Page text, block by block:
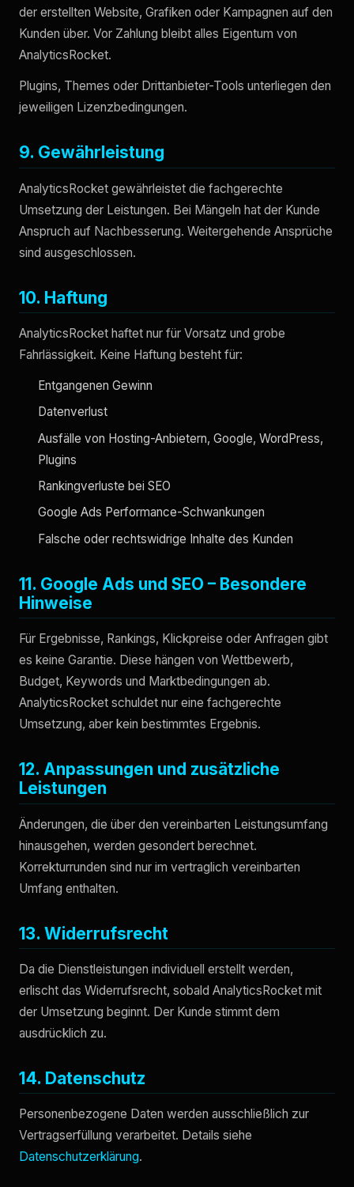
der erstellten Website, Grafiken oder Kampagnen auf den
Kunden über. Vor Zahlung bleibt alles Eigentum von
AnalyticsRocket.
Plugins, Themes oder Drittanbieter-Tools unterliegen den
jeweiligen Lizenzbedingungen.
9. Gewährleistung
AnalyticsRocket gewährleistet die fachgerechte
Umsetzung der Leistungen. Bei Mängeln hat der Kunde
Anspruch auf Nachbesserung. Weitergehende Ansprüche
sind ausgeschlossen.
10. Haftung
AnalyticsRocket haftet nur für Vorsatz und grobe
Fahrlässigkeit. Keine Haftung besteht für:
Entgangenen Gewinn
Datenverlust
Ausfälle von Hosting-Anbietern, Google, WordPress,
Plugins
Rankingverluste bei SEO
Google Ads Performance-Schwankungen
Falsche oder rechtswidrige Inhalte des Kunden
11. Google Ads und SEO – Besondere
Hinweise
Für Ergebnisse, Rankings, Klickpreise oder Anfragen gibt
es keine Garantie. Diese hängen von Wettbewerb,
Budget, Keywords und Marktbedingungen ab.
AnalyticsRocket schuldet nur eine fachgerechte
Umsetzung, aber kein bestimmtes Ergebnis.
12. Anpassungen und zusätzliche
Leistungen
Änderungen, die über den vereinbarten Leistungsumfang
hinausgehen, werden gesondert berechnet.
Korrekturrunden sind nur im vertraglich vereinbarten
Umfang enthalten.
13. Widerrufsrecht
Da die Dienstleistungen individuell erstellt werden,
erlischt das Widerrufsrecht, sobald AnalyticsRocket mit
der Umsetzung beginnt. Der Kunde stimmt dem
ausdrücklich zu.
14. Datenschutz
Personenbezogene Daten werden ausschließlich zur
Vertragserfüllung verarbeitet. Details siehe
Datenschutzerklärung.